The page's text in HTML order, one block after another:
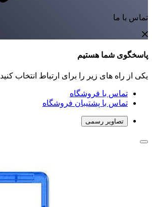
تماس با ما
پاسخگوی شما هستیم
یکی از راه های زیر را برای ارتباط انتخاب کنید
تماس با فروشگاه
تماس با پشتیبان فروشگاه
تصاویر رسمی